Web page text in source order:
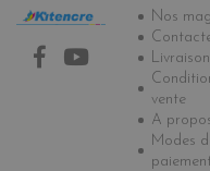
Nos
Livraison
vente
A
Modes
paiement